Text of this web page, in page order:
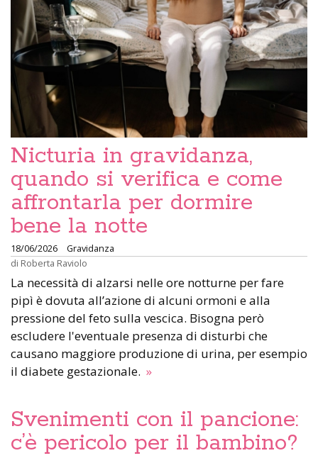
Nicturia in gravidanza,
quando si verifica e come
affrontarla per dormire
bene la notte
18/06/2026
Gravidanza
di Roberta Raviolo
La necessità di alzarsi nelle ore notturne per fare
pipì è dovuta all’azione di alcuni ormoni e alla
pressione del feto sulla vescica. Bisogna però
escludere l'eventuale presenza di disturbi che
causano maggiore produzione di urina, per esempio
il diabete gestazionale. »
Svenimenti con il pancione:
c’è pericolo per il bambino?